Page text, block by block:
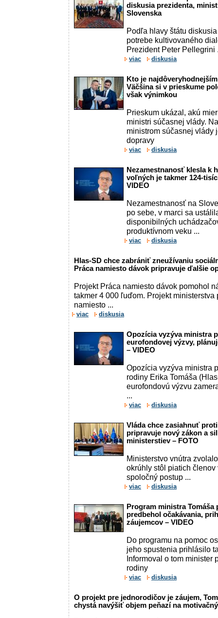
diskusia prezidenta,
Slovenska
Podľa hlavy štátu
potrebe kultivovaného
Prezident Peter Pellegrini
viac diskusia
Kto je
Väčšina si v prieskume
však výnimkou
Prieskum ukázal, akú
ministri súčasnej vlády.
ministrom súčasnej vlády
dopravy
viac diskusia
Nezamestnanosť klesla k
voľných je takmer 124-
VIDEO
Nezamestnanosť na
po sebe, v marci sa
disponibilných
produktívnom veku ...
viac diskusia
Hlas-SD chce zabrániť zneužívaniu
Práca namiesto dávok pripravuje ďalšie
Projekt Práca namiesto dávok pomohol
takmer 4 000 ľuďom. Projekt ministerstva
namiesto ...
viac diskusia
Opozícia vyzýva ministra
eurofondovej výzvy,
– VIDEO
Opozícia vyzýva ministra
rodiny Erika Tomáša
eurofondovú výzvu
...
viac diskusia
Vláda chce zasiahnuť
pripravuje nový zákon a
ministerstiev – FOTO
Ministerstvo vnútra
okrúhly stôl piatich
spoločný postup ...
viac diskusia
Program ministra
predbehol očakávania,
záujemcov – VIDEO
Do programu na pomoc
jeho spustenia prihlásilo
Informoval o tom minister
rodiny
viac diskusia
O projekt pre jednorodičov je záujem,
chystá navýšiť objem peňazí na